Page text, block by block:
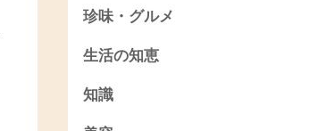
珍味・グルメ
生活の知恵
知識